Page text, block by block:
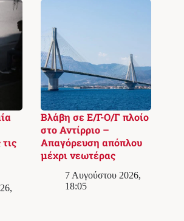
Βλάβη σε Ε/Γ-Ο/Γ πλοίο
στο Αντίρριο –
Απαγόρευση απόπλου
μέχρι νεωτέρας
7 Αυγούστου 2026,
18:05